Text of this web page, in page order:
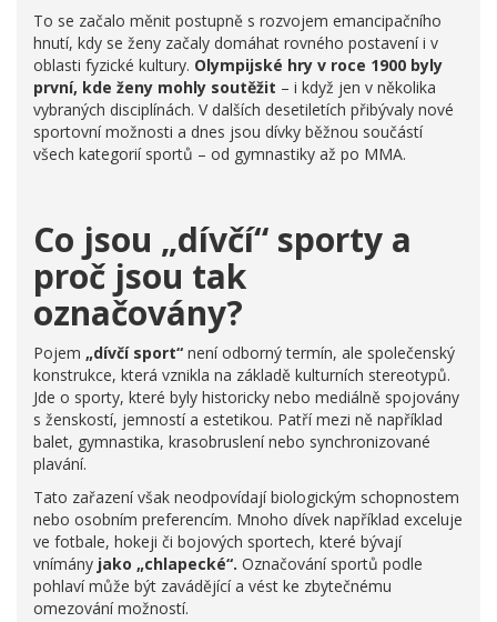
To se začalo měnit postupně s rozvojem emancipačního
hnutí, kdy se ženy začaly domáhat rovného postavení i v
oblasti fyzické kultury. Olympijské hry v roce 1900 byly
první, kde ženy mohly soutěžit – i když jen v několika
vybraných disciplínách. V dalších desetiletích přibývaly nové
sportovní možnosti a dnes jsou dívky běžnou součástí
všech kategorií sportů – od gymnastiky až po MMA.
Co jsou „dívčí“ sporty a
proč jsou tak
označovány?
Pojem „dívčí sport“ není odborný termín, ale společenský
konstrukce, která vznikla na základě kulturních stereotypů.
Jde o sporty, které byly historicky nebo mediálně spojovány
s ženskostí, jemností a estetikou. Patří mezi ně například
balet, gymnastika, krasobruslení nebo synchronizované
plavání.
Tato zařazení však neodpovídají biologickým schopnostem
nebo osobním preferencím. Mnoho dívek například exceluje
ve fotbale, hokeji či bojových sportech, které bývají
vnímány jako „chlapecké“. Označování sportů podle
pohlaví může být zavádějící a vést ke zbytečnému
omezování možností.